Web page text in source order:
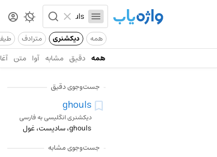
همه دیکشنری مترادف
همه دقیق مشابه آوا متن
جست‌وجوی دقیق
ghouls
دیکشنری انگلیسی به فارسی
ghouls، سادیست، غول
جست‌وجوی مشابه